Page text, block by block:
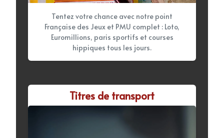
Tentez votre chance avec notre point
Française des Jeux et PMU complet : Loto,
Euromillions, paris sportifs et courses
hippiques tous les jours.
Titres de transport